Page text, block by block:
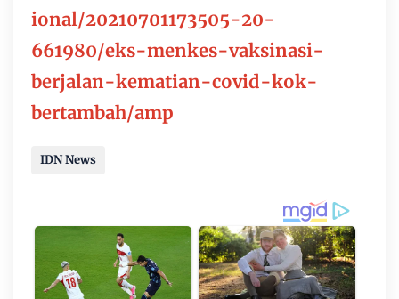
ional/20210701173505-20-
661980/eks-menkes-vaksinasi-
berjalan-kematian-covid-kok-
bertambah/amp
IDN News